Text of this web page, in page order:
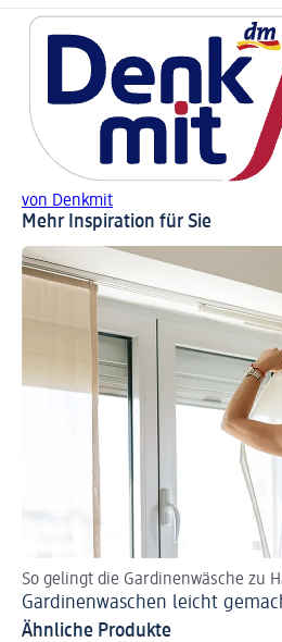
von Denkmit
Mehr Inspiration für Sie
So gelingt die Gardinenwäsche zu
Gardinenwaschen leicht
Ähnliche Produkte